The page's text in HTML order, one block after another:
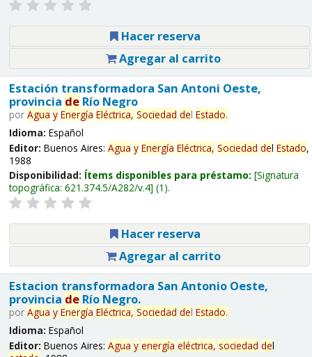
Hacer reserva
Agregar al carrito
Estación transformadora San Antoni Oeste,
provincia deRío Negro
por Agua y Energía Eléctrica, Sociedad del Estado.
Idioma: Español
Editor: Buenos Aires: Agua y Energía Eléctrica, Sociedad del Estado,
1988
Disponibilidad: Ítems disponibles para préstamo: Signatura
topográfica: 621.374.5/A282/v.4 (1).
Hacer reserva
Agregar al carrito
Estacion transformadora San Antonio Oeste,
provincia deRío Negro.
por Agua y Energía Eléctrica, Sociedad del Estado.
Idioma: Español
Editor: Buenos Aires: Agua y energía eléctrica, sociedad del